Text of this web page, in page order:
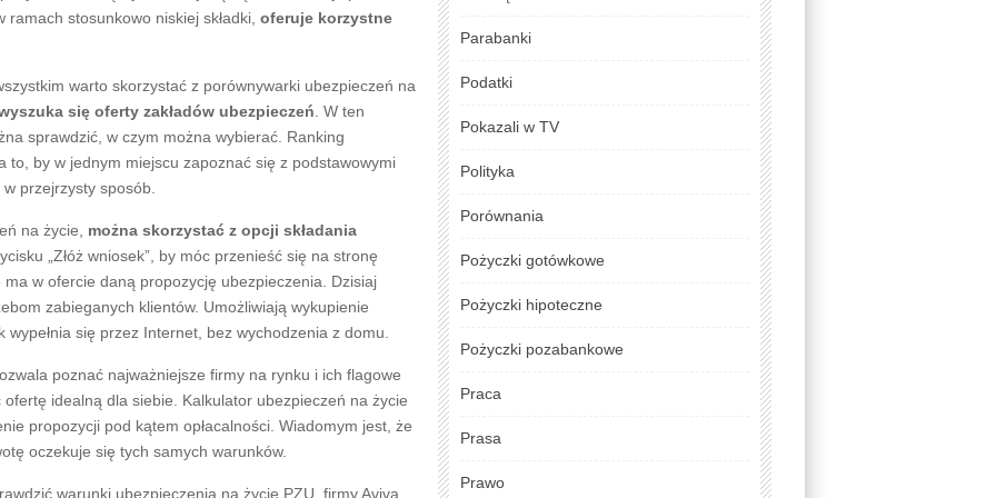
ile kosztuje?
trudno powiedzieć. Wiele zależy od
innymi stan zdrowia ubezpieczanych, wiek i rodzaj
długość trwania umowy, częstotliwość
już od kilkunastu złotych. Trzeba mieć jednak
wybierać porównując cenę, ale zakres ubezpieczenia,
Polisa powinna być dopasowana do potrzeb. Warto
na życie oferowane przez różne firmy, by znaleźć
prywatnym
również, gdzie jest możliwość dokupienia
Parabanki
Podatki
Pokazali w TV
Polityka
Porównania
Pożyczki gotówkowe
Pożyczki hipoteczne
Pożyczki pozabankowe
Praca
Prasa
Prawo